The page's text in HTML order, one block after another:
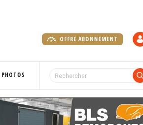
OFFRE ABONNEMENT
PHOTOS